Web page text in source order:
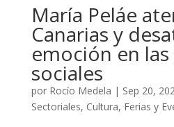
María Peláe
Canarias y
emoción en
sociales
por Rocío Medela | Sep 20,
Sectoriales, Cultura, Ferias y